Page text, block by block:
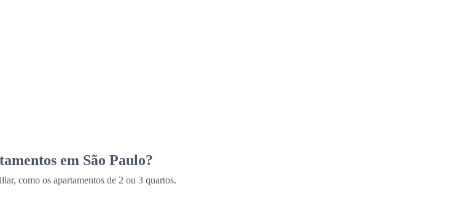
em São Paulo?
como os apartamentos de 2 ou 3 quartos.